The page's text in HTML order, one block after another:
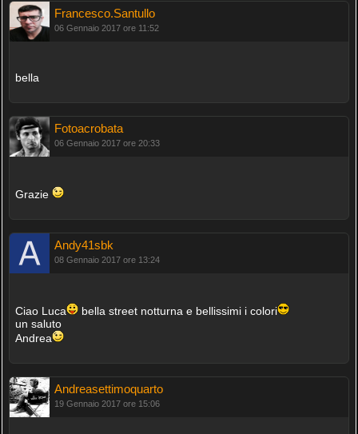
Francesco.Santullo
06 Gennaio 2017 ore 11:52
bella
Fotoacrobata
06 Gennaio 2017 ore 20:33
Grazie
Andy41sbk
08 Gennaio 2017 ore 13:24
Ciao Luca
bella street notturna e bellissimi i colori
un saluto
Andrea
Andreasettimoquarto
19 Gennaio 2017 ore 15:06